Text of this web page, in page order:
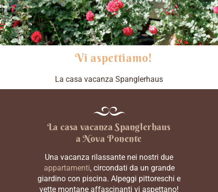
Vi aspettiamo!
La casa vacanza Spanglerhaus
La casa vacanzaSpanglerhaus
a Nova Ponente
Una vacanza rilassante nei nostri due
appartamenti, circondati da un grande
giardino con piscina. Alpeggi pittoreschi e
vette montane affascinanti vi aspettano!